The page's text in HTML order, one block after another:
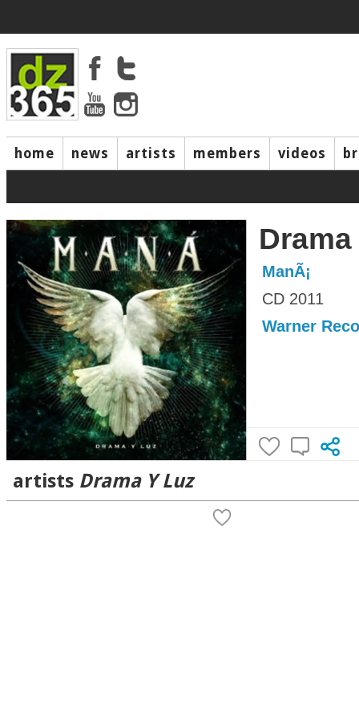
home news artists members videos
ManÃ¡
CD 2011
Warner
artists Drama Y Luz